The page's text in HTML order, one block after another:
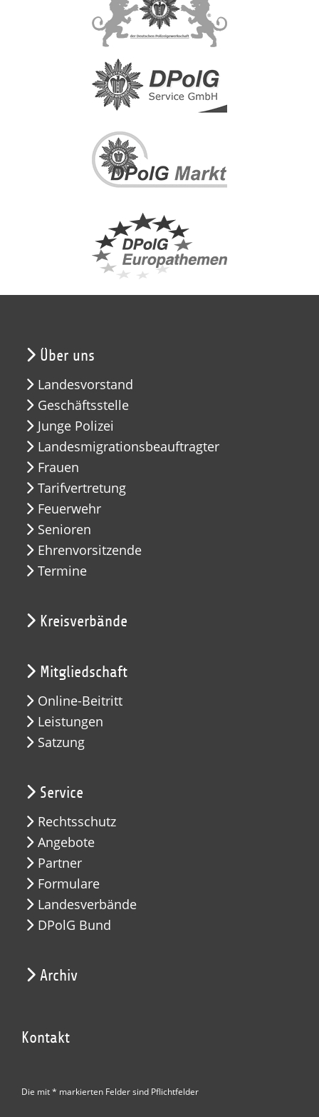
Über uns
Landesvorstand
Geschäftsstelle
Junge Polizei
Landesmigrationsbeauftragter
Frauen
Tarifvertretung
Feuerwehr
Senioren
Ehrenvorsitzende
Termine
Kreisverbände
Mitgliedschaft
Online-Beitritt
Leistungen
Satzung
Service
Rechtsschutz
Angebote
Partner
Formulare
Landesverbände
DPolG Bund
Archiv
Kontakt
Die mit * markierten Felder sind Pflichtfelder